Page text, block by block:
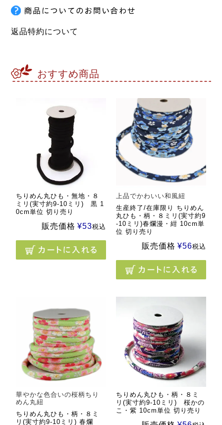
返品特約について
おすすめ商品
ちりめん丸ひも・無地・８
ミリ(実寸約9-10ミリ) 黒 1
0cm単位 切り売り
販売価格 ¥53税込
上品でかわいい和風紐
生産終了/在庫限り ちりめん
丸ひも・柄・８ミリ(実寸約9
-10ミリ)春爛漫・紺 10cm単
位 切り売り
販売価格 ¥56税込
華やかな色合いの桜柄ちり
めん丸紐
ちりめん丸ひも・柄・８ミ
リ(実寸約9-10ミリ) 春爛
ちりめん丸ひも・柄・８ミ
リ(実寸約9-10ミリ) 桜かの
こ・紫 10cm単位 切り売り